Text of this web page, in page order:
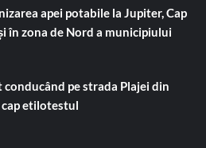
apei potabile la Jupiter, Cap
în zona de Nord a municipiului
pe strada Plajei din
cap etilotestul